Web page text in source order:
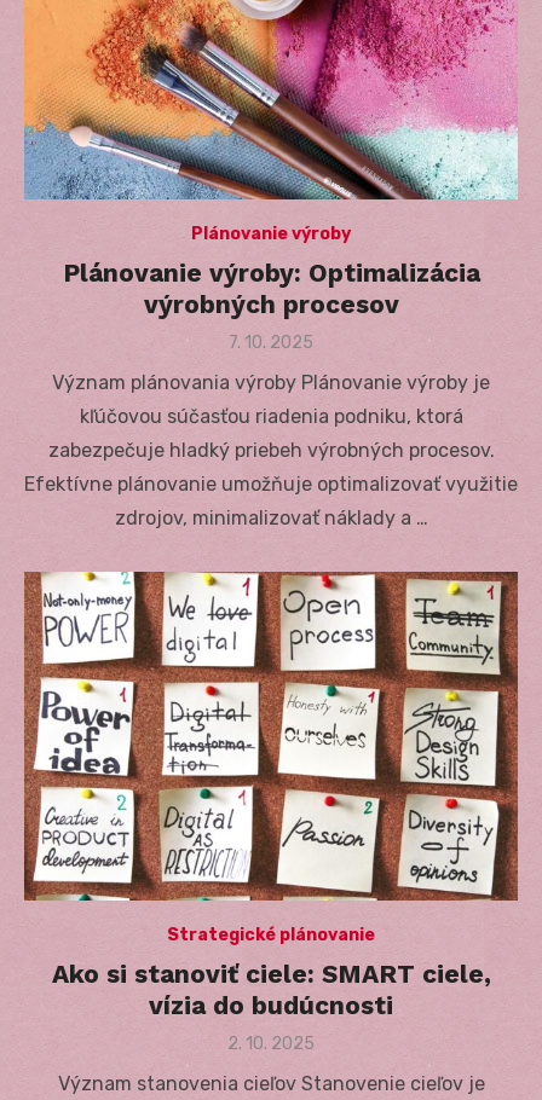
Plánovanie výroby
Plánovanie výroby: Optimalizácia
výrobných procesov
Posted
7. 10. 2025
Význam plánovania výroby Plánovanie výroby je
kľúčovou súčasťou riadenia podniku, ktorá
zabezpečuje hladký priebeh výrobných procesov.
Efektívne plánovanie umožňuje optimalizovať využitie
zdrojov, minimalizovať náklady a …
Strategické plánovanie
Ako si stanoviť ciele: SMART ciele,
vízia do budúcnosti
Posted
2. 10. 2025
Význam stanovenia cieľov Stanovenie cieľov je